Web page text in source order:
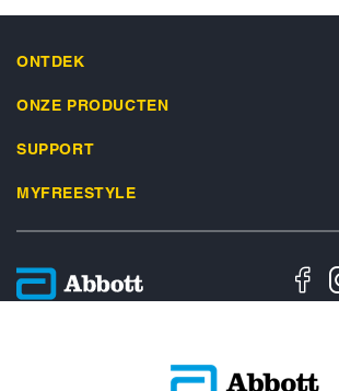
ONTDEK
ONZE PRODUCTEN
SUPPORT
MYFREESTYLE
Algemene Verkoopsvoorwaarden
Over Abbott